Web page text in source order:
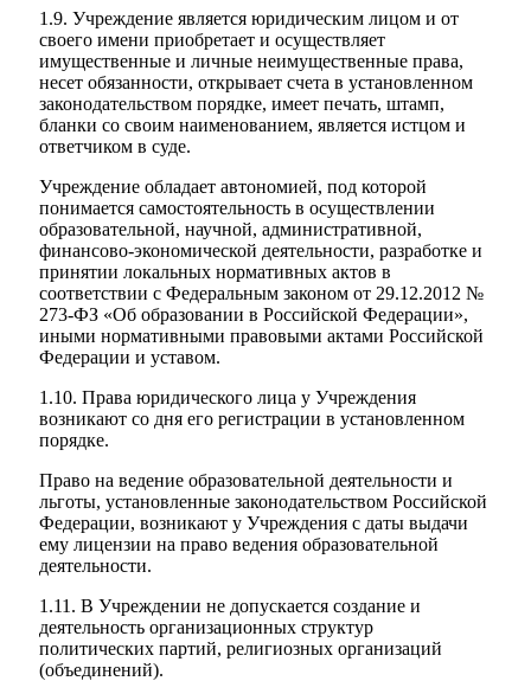
1.9. Учреждение является юридическим лицом и от
своего имени приобретает и осуществляет
имущественные и личные неимущественные права,
несет обязанности, открывает счета в установленном
законодательством порядке, имеет печать, штамп,
бланки со своим наименованием, является истцом и
ответчиком в суде.
Учреждение обладает автономией, под которой
понимается самостоятельность в осуществлении
образовательной, научной, административной,
финансово-экономической деятельности, разработке и
принятии локальных нормативных актов в
соответствии с Федеральным законом от 29.12.2012 №
273-ФЗ «Об образовании в Российской Федерации»,
иными нормативными правовыми актами Российской
Федерации и уставом.
1.10. Права юридического лица у Учреждения
возникают со дня его регистрации в установленном
порядке.
Право на ведение образовательной деятельности и
льготы, установленные законодательством Российской
Федерации, возникают у Учреждения с даты выдачи
ему лицензии на право ведения образовательной
деятельности.
1.11. В Учреждении не допускается создание и
деятельность организационных структур
политических партий, религиозных организаций
(объединений).